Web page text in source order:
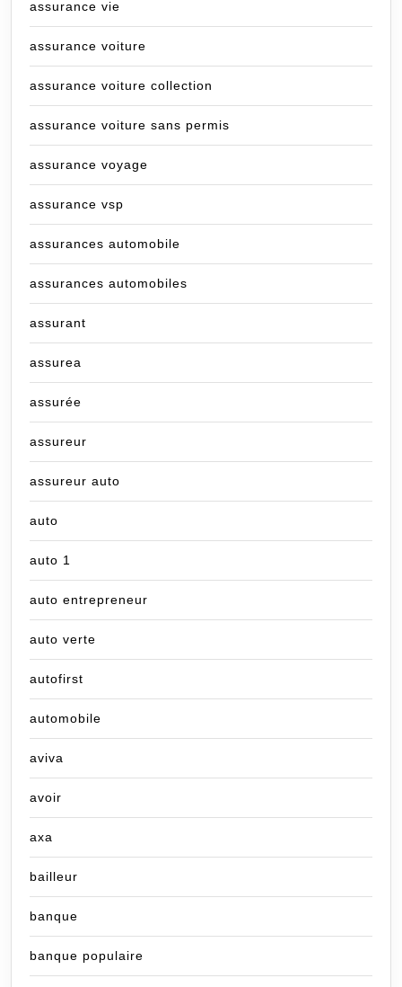
assurance vie
assurance voiture
assurance voiture collection
assurance voiture sans permis
assurance voyage
assurance vsp
assurances automobile
assurances automobiles
assurant
assurea
assurée
assureur
assureur auto
auto
auto 1
auto entrepreneur
auto verte
autofirst
automobile
aviva
avoir
axa
bailleur
banque
banque populaire